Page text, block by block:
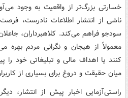
خسارتی بزرگ‌تر از واقعیت به وجود
ناشی از انتشار اطلاعات نادرست، فرصت
سودجو فراهم می‌کند. کلاهبرداران،
معمولاً از هیجان و نگرانی مردم بهره
کنند یا اهداف مالی و تبلیغاتی خود
میان حقیقت و دروغ برای بسیاری از
راستی‌آزمایی اخبار پیش از انتشار،